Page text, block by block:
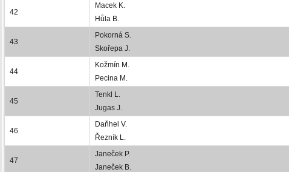
42
Macek K.
Hůla B.
43
Pokorná S.
Skořepa J.
44
Kožmín M.
Pecina M.
45
Tenkl L.
Jugas J.
46
Daňhel V.
Řezník L.
47
Janeček P.
Janeček B.